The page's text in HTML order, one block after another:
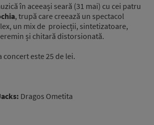
în aceeași seară (31 mai) cu cei patru
, trupă care creează un spectacol
un mix de proiecții, sintetizatoare,
și chitară distorsionată.
este 25 de lei.
Dragos Ometita